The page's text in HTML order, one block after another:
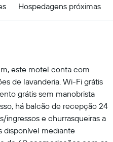
Hospedagens próximas
este motel conta com
de lavanderia. Wi-Fi grátis
grátis sem manobrista
há balcão de recepção 24
ingressos e churrasqueiras a
disponível mediante